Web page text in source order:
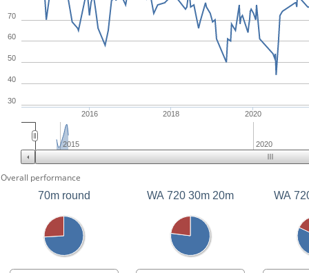
2016 2018 2020
30
40
50
60
70
2015 2020
Overall performance
70m round
WA 720 30m 20m